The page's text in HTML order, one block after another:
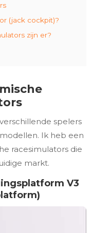
(jack cockpit)?
zijn er?
spelers
Ik heb een
racesimulators die
markt.
V3